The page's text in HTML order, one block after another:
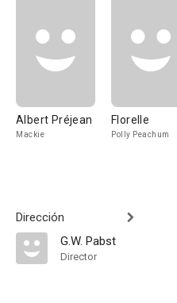
Albert Préjean
Mackie
Florelle
Polly Peachum
Dirección
G.W. Pabst
Director